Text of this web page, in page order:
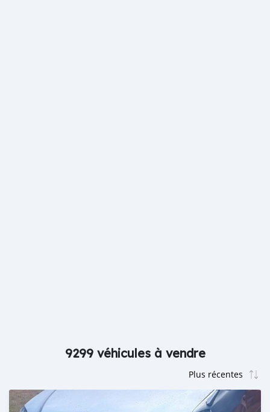
9299 véhicules à vendre